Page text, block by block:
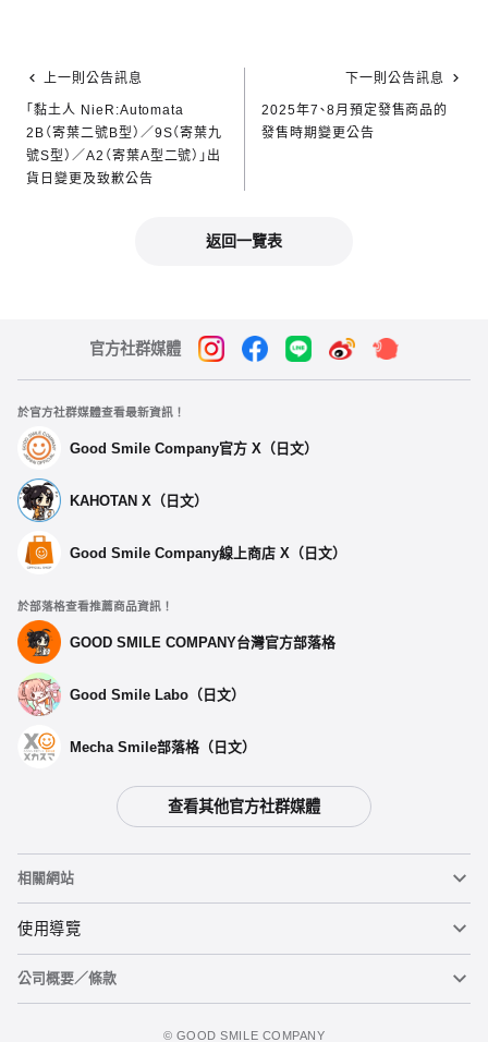
上一則公告訊息
「黏土人 NieR:Automata
2B（寄葉二號B型）／9S（寄葉九
號S型）／A2（寄葉A型二號）」出
貨日變更及致歉公告
下一則公告訊息
2025年7、8月預定發售商品的
發售時期變更公告
返回一覽表
官方社群媒體
於官方社群媒體查看最新資訊！
Good Smile Company官方 X（日文）
KAHOTAN X（日文）
Good Smile Company線上商店 X（日文）
於部落格查看推薦商品資訊！
GOOD SMILE COMPANY台灣官方部落格
Good Smile Labo（日文）
Mecha Smile部落格（日文）
查看其他官方社群媒體
相關網站
黏土人
黏土人臉部製造機（英文）
使用導覽
重要公告
公司概要／條款
©️ GOOD SMILE COMPANY